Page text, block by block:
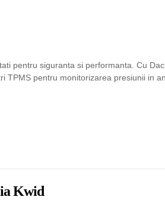
pentru siguranta si performanta. Cu
pentru monitorizarea presiunii in
Kwid